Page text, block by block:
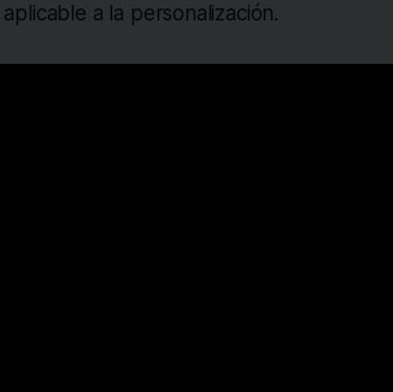
a la personalización.